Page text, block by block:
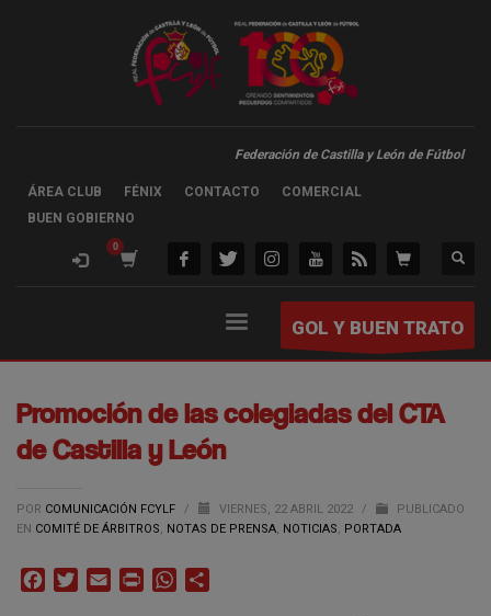
Federación de Castilla y León de Fútbol
ÁREA CLUB FÉNIX CONTACTO
COMERCIAL
BUEN GOBIERNO
GOL Y BUEN TRATO
Promoción de las colegiadas del CTA
de Castilla y León
POR COMUNICACIÓN FCYLF / VIERNES, 22 ABRIL 2022 /
PUBLICADO
EN COMITÉ DE ÁRBITROS, NOTAS DE PRENSA, NOTICIAS, PORTADA
FacebookTwitterEmail Print WhatsApp